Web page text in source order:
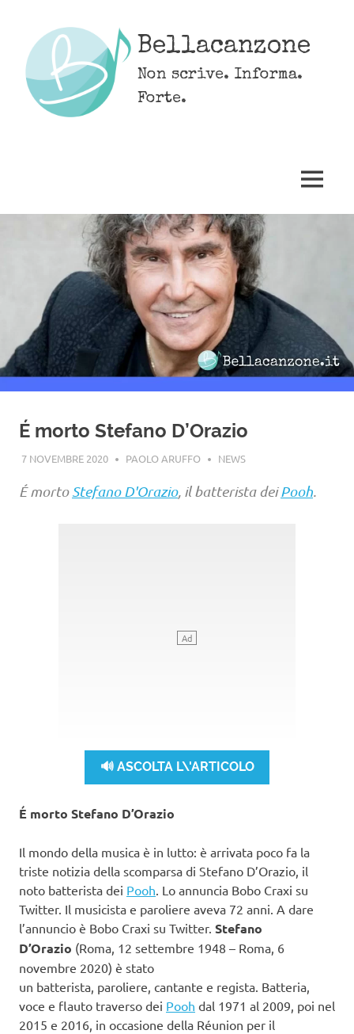
content
Bellacanzone
Non scrive. Informa.
Forte.
MENU
É morto Stefano D’Orazio
7 NOVEMBRE 2020 PAOLO ARUFFO NEWS
É mortoStefano D'Orazio, il batterista deiPooh.
🔊 ASCOLTA L\'ARTICOLO
É morto Stefano D’Orazio
Il mondo della musica è in lutto: è arrivata poco fa la
triste notizia della scomparsa di Stefano D’Orazio, il
noto batterista dei Pooh . Lo annuncia Bobo Craxi su
Twitter. Il musicista e paroliere aveva 72 anni. A dare
l’annuncio è Bobo Craxi su Twitter. Stefano
D’Orazio (Roma, 12 settembre 1948 – Roma, 6
novembre 2020) è stato
un batterista, paroliere, cantante e regista. Batteria,
voce e flauto traverso dei Pooh dal 1971 al 2009, poi nel
2015 e 2016, in occasione della Réunion per il